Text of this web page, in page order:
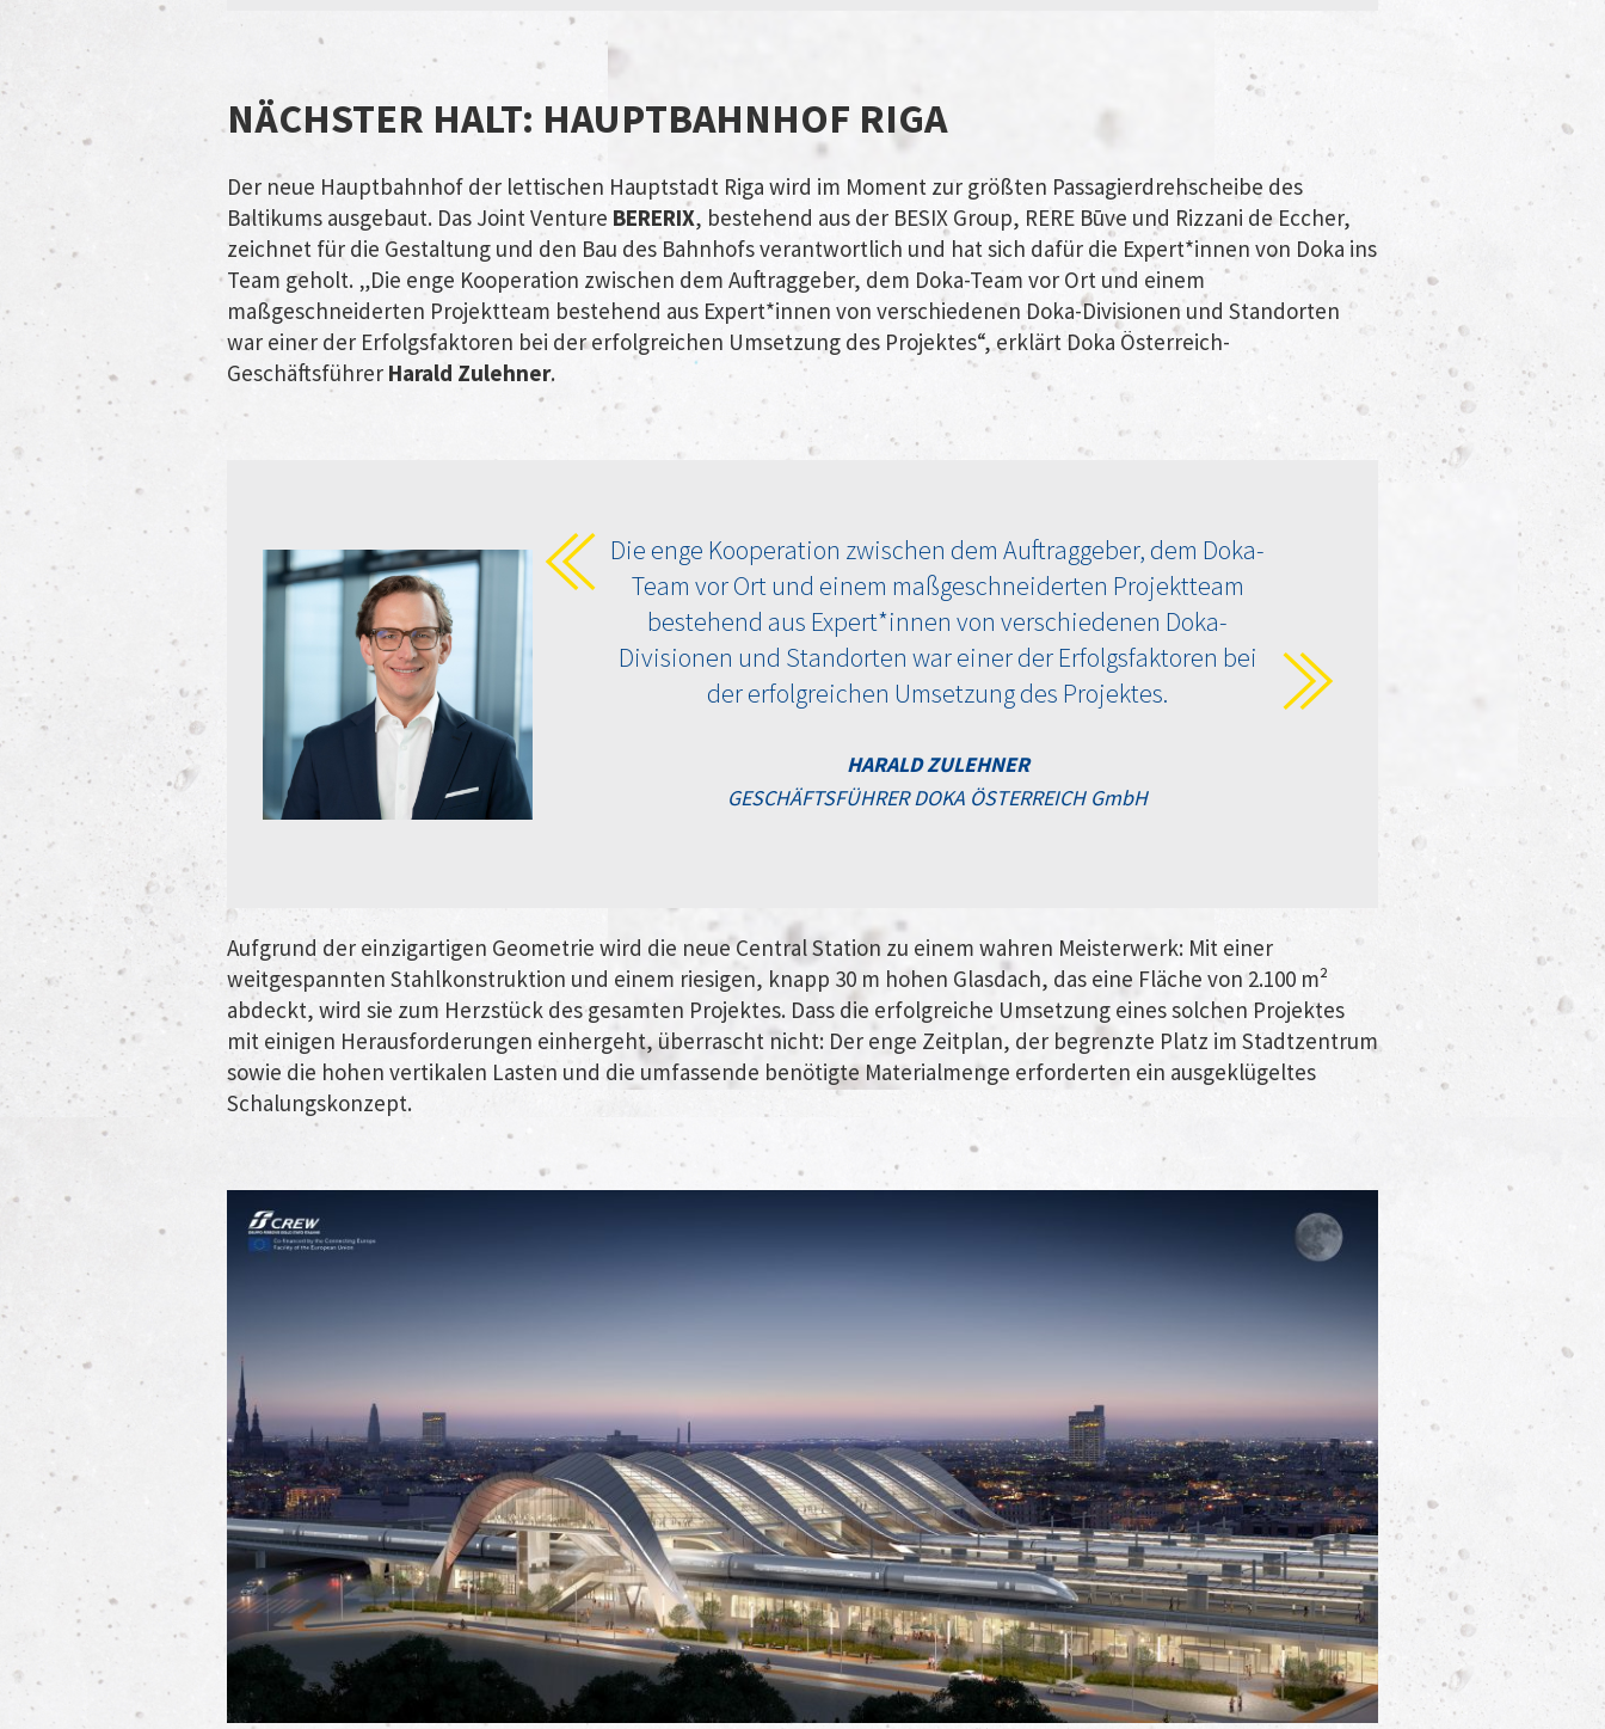
NÄCHSTER HALT: HAUPTBAHNHOF RIGA
Der neue Hauptbahnhof der lettischen Hauptstadt Riga wird im Moment zur größten Passagierdrehscheibe des
Baltikums ausgebaut. Das Joint Venture BERERIX, bestehend aus der BESIX Group, RERE Būve und Rizzani de Eccher,
zeichnet für die Gestaltung und den Bau des Bahnhofs verantwortlich und hat sich dafür die Expert*innen von Doka ins
Team geholt. „Die enge Kooperation zwischen dem Auftraggeber, dem Doka-Team vor Ort und einem
maßgeschneiderten Projektteam bestehend aus Expert*innen von verschiedenen Doka-Divisionen und Standorten
war einer der Erfolgsfaktoren bei der erfolgreichen Umsetzung des Projektes“, erklärt Doka Österreich-
Geschäftsführer Harald Zulehner.
Die enge Kooperation zwischen dem Auftraggeber, dem Doka-
Team vor Ort und einem maßgeschneiderten Projektteam
bestehend aus Expert*innen von verschiedenen Doka-
Divisionen und Standorten war einer der Erfolgsfaktoren bei
der erfolgreichen Umsetzung des Projektes.
HARALD ZULEHNER
GESCHÄFTSFÜHRER DOKA ÖSTERREICH GmbH
Aufgrund der einzigartigen Geometrie wird die neue Central Station zu einem wahren Meisterwerk: Mit einer
weitgespannten Stahlkonstruktion und einem riesigen, knapp 30 m hohen Glasdach, das eine Fläche von 2.100 m²
abdeckt, wird sie zum Herzstück des gesamten Projektes. Dass die erfolgreiche Umsetzung eines solchen Projektes
mit einigen Herausforderungen einhergeht, überrascht nicht: Der enge Zeitplan, der begrenzte Platz im Stadtzentrum
sowie die hohen vertikalen Lasten und die umfassende benötigte Materialmenge erforderten ein ausgeklügeltes
Schalungskonzept.